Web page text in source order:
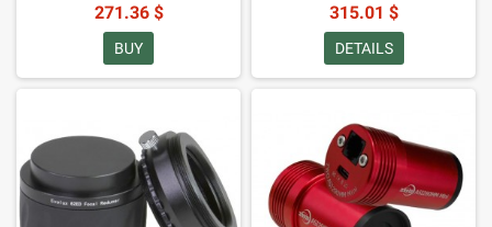
271.36 $
BUY
315.01 $
DETAILS